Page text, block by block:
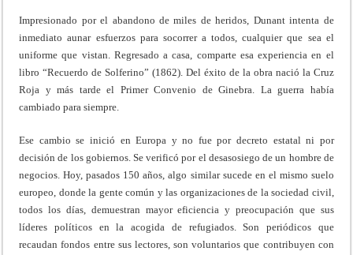
Impresionado por el abandono de miles de heridos, Dunant intenta de
inmediato aunar esfuerzos para socorrer a todos, cualquier que sea el
uniforme que vistan. Regresado a casa, comparte esa experiencia en el
libro “Recuerdo de Solferino” (1862). Del éxito de la obra nació la Cruz
Roja y más tarde el Primer Convenio de Ginebra. La guerra había
cambiado para siempre.
Ese cambio se inició en Europa y no fue por decreto estatal ni por
decisión de los gobiernos. Se verificó por el desasosiego de un hombre de
negocios. Hoy, pasados 150 años, algo similar sucede en el mismo suelo
europeo, donde la gente común y las organizaciones de la sociedad civil,
todos los días, demuestran mayor eficiencia y preocupación que sus
líderes políticos en la acogida de refugiados. Son periódicos que
recaudan fondos entre sus lectores, son voluntarios que contribuyen con